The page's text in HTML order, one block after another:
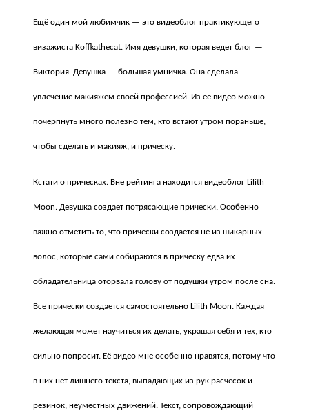
Ещё один мой любимчик — это видеоблог практикующего
визажиста Koffkathecat. Имя девушки, которая ведет блог —
Виктория. Девушка — большая умничка. Она сделала
увлечение макияжем своей профессией. Из её видео можно
почерпнуть много полезно тем, кто встают утром пораньше,
чтобы сделать и макияж, и прическу.
Кстати о прическах. Вне рейтинга находится видеоблог Lilith
Moon. Девушка создает потрясающие прически. Особенно
важно отметить то, что прически создается не из шикарных
волос, которые сами собираются в прическу едва их
обладательница оторвала голову от подушки утром после сна.
Все прически создается самостоятельно Lilith Moon. Каждая
желающая может научиться их делать, украшая себя и тех, кто
сильно попросит. Её видео мне особенно нравятся, потому что
в них нет лишнего текста, выпадающих из рук расчесок и
резинок, неуместных движений. Текст, сопровождающий